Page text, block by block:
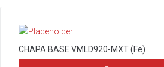
CHAPA BASE VMLD920-MXT (Fe)